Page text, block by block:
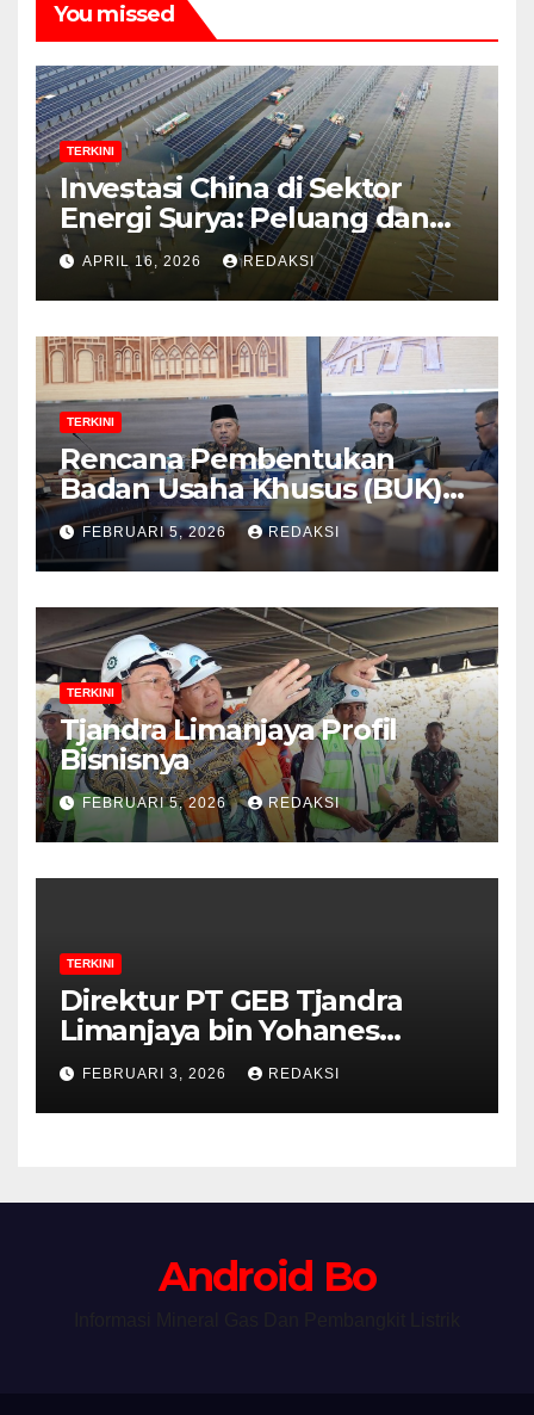
You missed
TERKINI
Investasi China di Sektor
Energi Surya: Peluang dan
Strategi Indonesia?
APRIL 16, 2026 REDAKSI
TERKINI
Rencana Pembentukan
Badan Usaha Khusus (BUK)
Menguat dalam Revisi RUU
Migas, Ini Alasannya!
FEBRUARI 5, 2026 REDAKSI
TERKINI
Tjandra Limanjaya Profil
Bisnisnya
FEBRUARI 5, 2026 REDAKSI
TERKINI
Direktur PT GEB Tjandra
Limanjaya bin Yohanes
Limanjaya dan Semangat
Membangun Negeri
FEBRUARI 3, 2026 REDAKSI
Android Bo